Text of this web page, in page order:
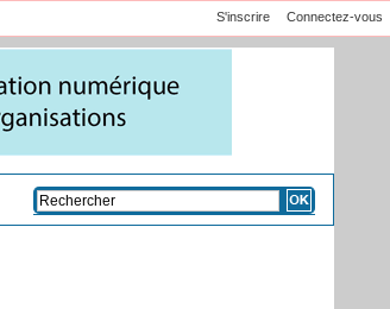
Connectez-vous
S'inscrire
Vélingara : lancement de la remise de 2 100